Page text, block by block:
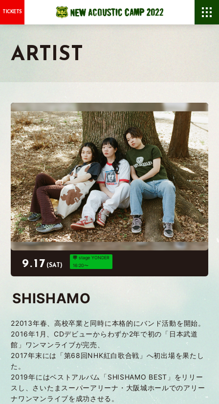
TICKETS
ARTIST
9.17 (SAT)
stage YONDER
16:20〜
SHISHAMO
22013年春、高校卒業と同時に本格的にバンド活動を開始。
2016年1月、CDデビューからわずか2年で初の「日本武道
館」ワンマンライブが完売、
2017年末には「第68回NHK紅白歌合戦」へ初出場を果たし
た。
2019年にはベストアルバム「SHISHAMO BEST」をリリー
スし、さいたまスーパーアリーナ・大阪城ホールでのアリー
ナワンマンライブを成功させる。